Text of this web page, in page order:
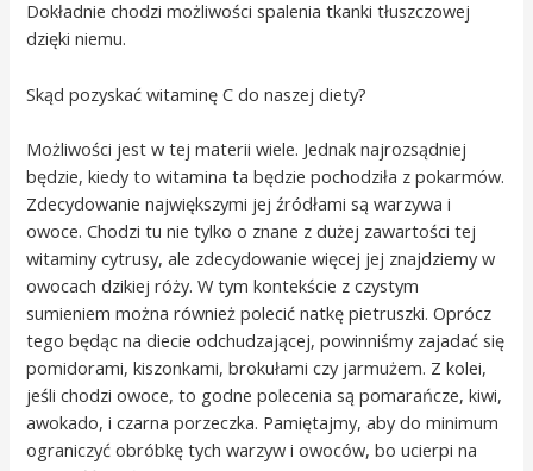
Dokładnie chodzi możliwości spalenia tkanki tłuszczowej
dzięki niemu.
Skąd pozyskać witaminę C do naszej diety?
Możliwości jest w tej materii wiele. Jednak najrozsądniej
będzie, kiedy to witamina ta będzie pochodziła z pokarmów.
Zdecydowanie największymi jej źródłami są warzywa i
owoce. Chodzi tu nie tylko o znane z dużej zawartości tej
witaminy cytrusy, ale zdecydowanie więcej jej znajdziemy w
owocach dzikiej róży. W tym kontekście z czystym
sumieniem można również polecić natkę pietruszki. Oprócz
tego będąc na diecie odchudzającej, powinniśmy zajadać się
pomidorami, kiszonkami, brokułami czy jarmużem. Z kolei,
jeśli chodzi owoce, to godne polecenia są pomarańcze, kiwi,
awokado, i czarna porzeczka. Pamiętajmy, aby do minimum
ograniczyć obróbkę tych warzyw i owoców, bo ucierpi na